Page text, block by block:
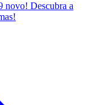
novo! Descubra a